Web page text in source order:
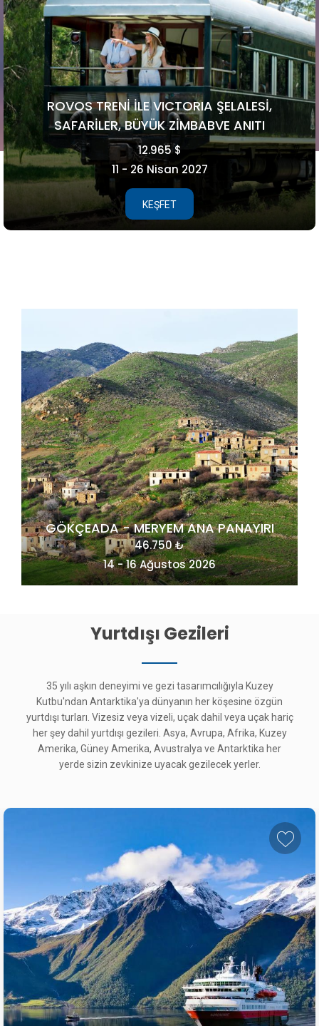
FAROE ADALARI
5.990 €
15 - 21 Ağustos 2026
KEŞFET
MAÇAHEL VE KUZEY DOĞU KARADENİZ
49.275 ₺
20 - 23 Ağustos 2026
Yurtdışı Gezileri
35 yılı aşkın deneyimi ve gezi tasarımcılığıyla Kuzey
Kutbu'ndan Antarktika'ya dünyanın her köşesine özgün
yurtdışı turları. Vizesiz veya vizeli, uçak dahil veya uçak hariç
her şey dahil yurtdışı gezileri. Asya, Avrupa, Afrika, Kuzey
Amerika, Güney Amerika, Avustralya ve Antarktika her
yerde sizin zevkinize uyacak gezilecek yerler.